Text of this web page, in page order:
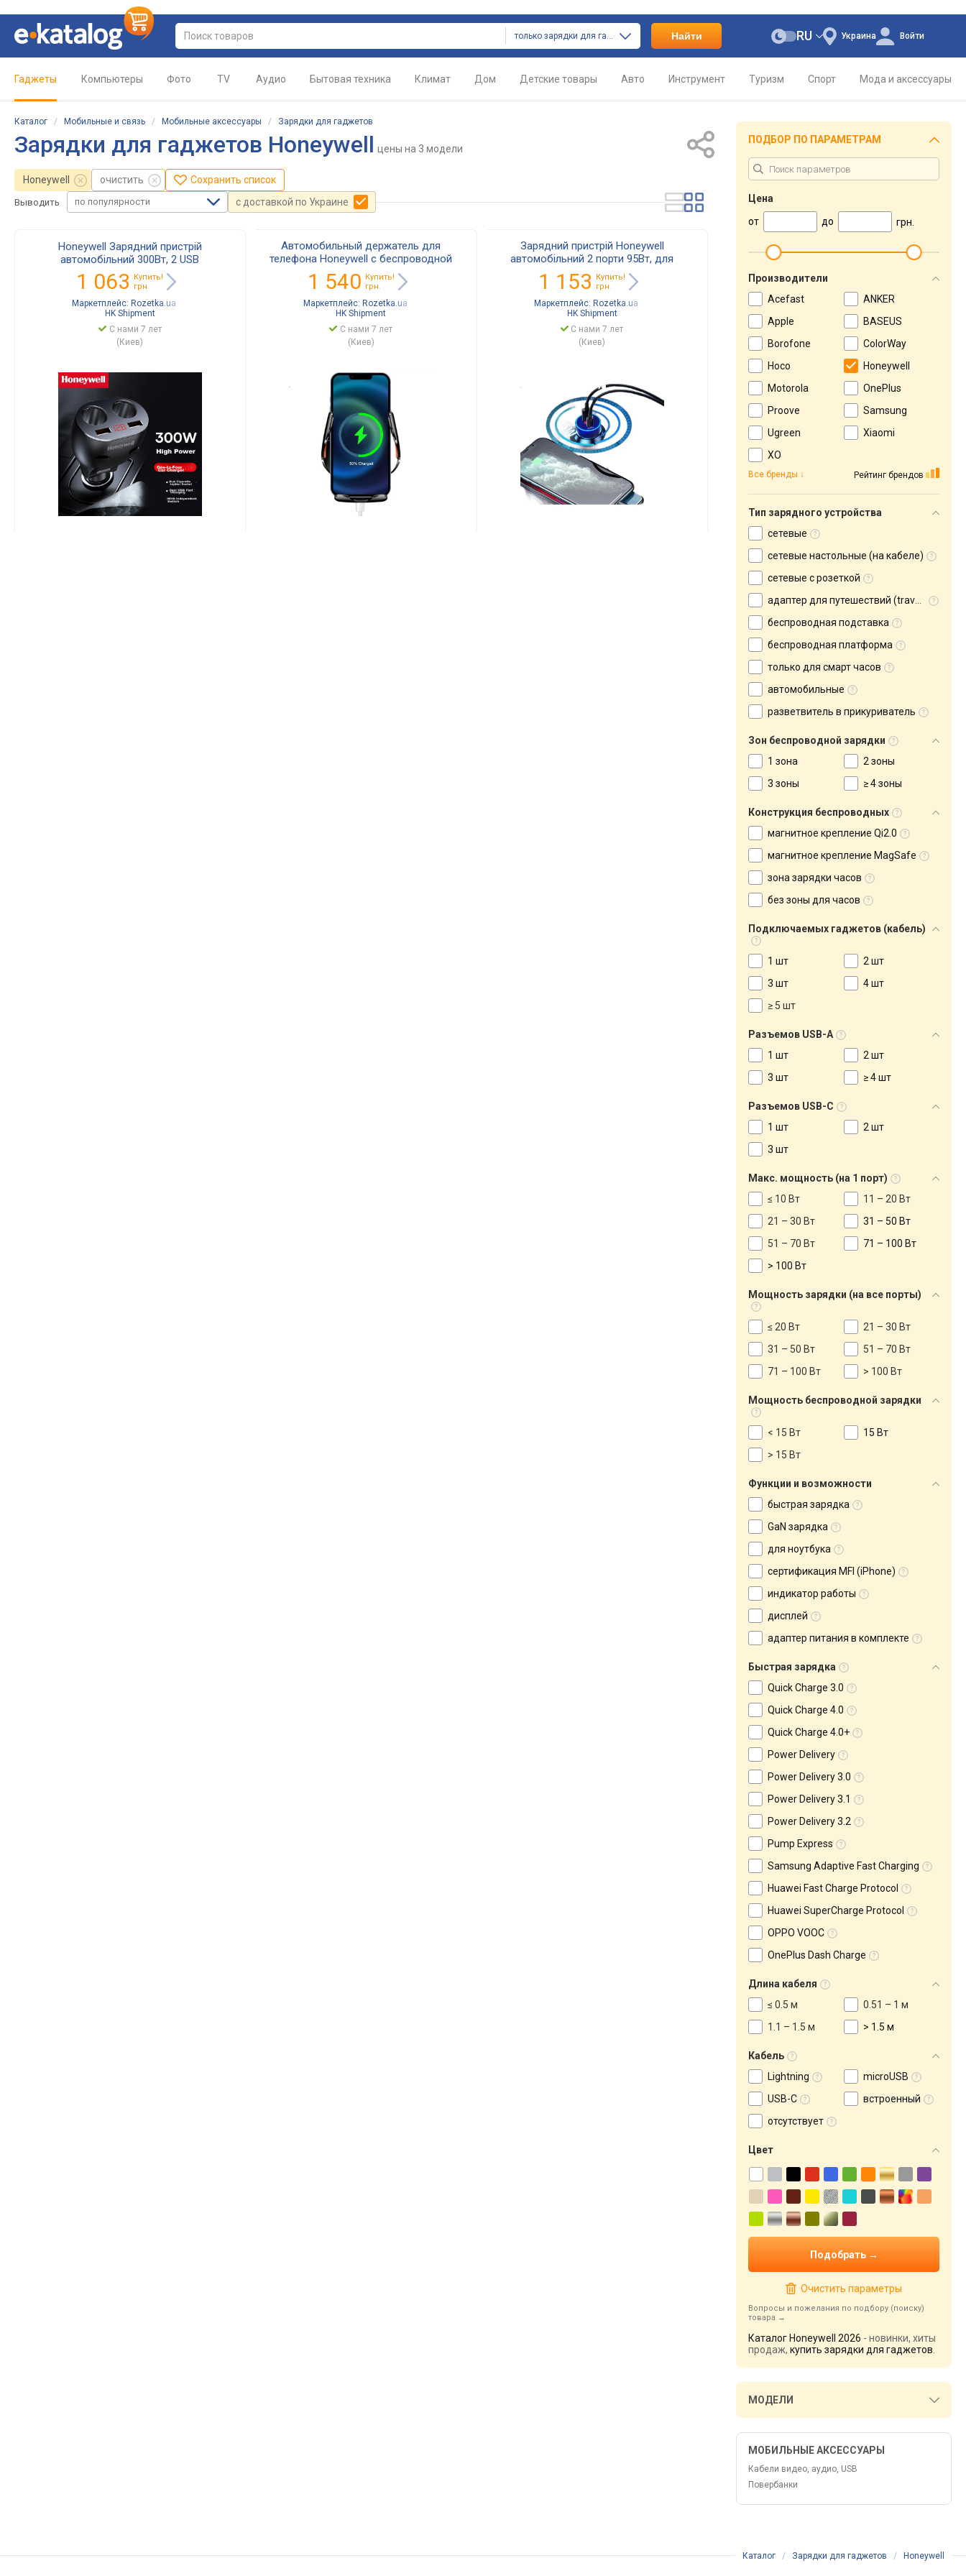
только зарядки для гаджетов Найти Украина
RU Войти
Гаджеты Компьютеры Фото TV Аудио Бытовая техника Климат Дом Детские товары Авто Инструмент Туризм Спорт Мода и аксессуары
Каталог / Мобильные и связь / Мобильные аксессуары / Зарядки для гаджетов
Зарядки для гаджетов Honeywell цены на 3 модели
Honeywell очистить Сохранить список
Выводить по популярности с доставкой по Украине
Honeywell Зарядний пристрій
автомобільний 300Вт, 2 USB
1 063
Купить!
грн.
Маркетплейс: Rozetka.ua
HK Shipment
С нами 7 лет
(Киев)
Автомобильный держатель для
телефона Honeywell с беспроводной
зарядкой, автомобильное зарядное
устройство 15 Вт, крепление д
1 540 Купить!
грн.
Маркетплейс: Rozetka.ua
HK Shipment
С нами 7 лет
(Киев)
Зарядний пристрій Honeywell
автомобільний 2 порти 95Вт, для
iPhone/Huawei
1 153
Купить!
грн.
Маркетплейс: Rozetka.ua
HK Shipment
С нами 7 лет
(Киев)
ПОДБОР ПО ПАРАМЕТРАМ
Цена
от
до грн.
Производители
Acefast
ANKER
Apple
BASEUS
Borofone
ColorWay
Hoco
Honeywell
Motorola
OnePlus
Proove
Samsung
Ugreen
Xiaomi
XO
Рейтинг брендов
Все бренды
Тип зарядного устройства
сетевые
сетевые настольные (на кабеле)
сетевые с розеткой
адаптер для путешествий (travel adapter)
беспроводная подставка
беспроводная платформа
только для смарт часов
автомобильные
разветвитель в прикуриватель
Зон беспроводной зарядки
1 зона
2 зоны
3 зоны
≥ 4 зоны
Конструкция беспроводных
магнитное крепление Qi2.0
магнитное крепление MagSafe
зона зарядки часов
без зоны для часов
Подключаемых гаджетов (кабель)
1 шт
2 шт
3 шт
4 шт
≥ 5 шт
Разъемов USB-A
1 шт
2 шт
3 шт
≥ 4 шт
Разъемов USB-C
1 шт
2 шт
3 шт
Макс. мощность (на 1 порт)
≤ 10 Вт
11 – 20 Вт
21 – 30 Вт
31 – 50 Вт
51 – 70 Вт
71 – 100 Вт
> 100 Вт
Мощность зарядки (на все порты)
≤ 20 Вт
21 – 30 Вт
31 – 50 Вт
51 – 70 Вт
71 – 100 Вт
> 100 Вт
Мощность беспроводной зарядки
< 15 Вт
15 Вт
> 15 Вт
Функции и возможности
быстрая зарядка
GaN зарядка
для ноутбука
сертификация MFI (iPhone)
индикатор работы
дисплей
адаптер питания в комплекте
Быстрая зарядка
Quick Charge 3.0
Quick Charge 4.0
Quick Charge 4.0+
Power Delivery
Power Delivery 3.0
Power Delivery 3.1
Power Delivery 3.2
Pump Express
Samsung Adaptive Fast Charging
Huawei Fast Charge Protocol
Huawei SuperCharge Protocol
OPPO VOOC
OnePlus Dash Charge
Длина кабеля
≤ 0.5 м
0.51 – 1 м
1.1 – 1.5 м
> 1.5 м
Кабель
Lightning
microUSB
USB-C
встроенный
отсутствует
Цвет
Очистить параметры
Вопросы и пожелания по подбору (поиску)
товара
Каталог Honeywell 2026 - новинки, хиты
продаж, купить зарядки для гаджетов
МОДЕЛИ
МОБИЛЬНЫЕ АКСЕССУАРЫ
Кабели видео, аудио, USB
Повербанки
Каталог / Зарядки для гаджетов / Honeywell